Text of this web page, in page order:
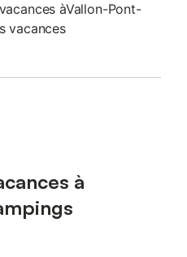
àVallon-Pont-
vacances
à